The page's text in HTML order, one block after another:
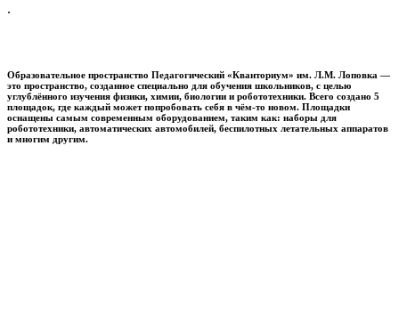
.
Образовательное пространство Педагогический «Кванториум» им. Л.М. Лоповка —
это пространство, созданное специально для обучения школьников, с целью
углублённого изучения физики, химии, биологии и робототехники. Всего создано 5
площадок, где каждый может попробовать себя в чём-то новом. Площадки
оснащены самым современным оборудованием, таким как: наборы для
робототехники, автоматических автомобилей, беспилотных летательных аппаратов
и многим другим.